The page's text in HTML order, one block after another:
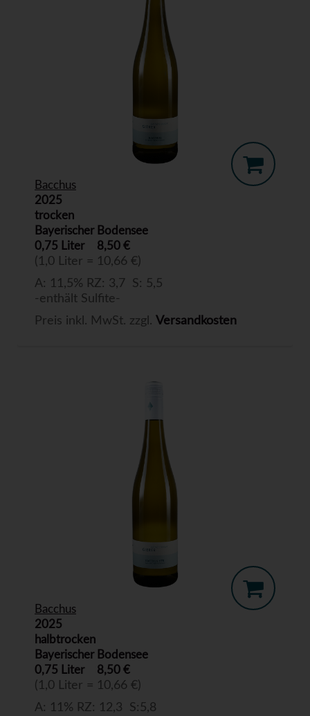
Bacchus
2025
trocken
Bayerischer Bodensee
0,75 Liter
8,50 €
(1,0 Liter = 10,66 €)
A: 11,5% RZ: 3,7 S: 5,5
-enthält Sulfite-
Preis inkl. MwSt. zzgl. Versandkosten
Bacchus
2025
halbtrocken
Bayerischer Bodensee
0,75 Liter
8,50 €
(1,0 Liter = 10,66 €)
A: 11% RZ: 12,3 S:5,8